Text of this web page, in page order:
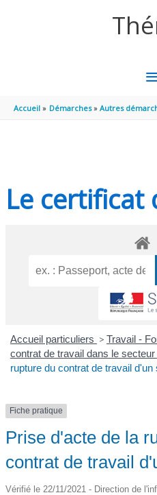
Accueil Démarches Autres
Le certificat
Accueil particuliers > Travail -
contrat de travail dans le
rupture du contrat de travail d'un
Fiche pratique
Prise d'acte de la
contrat de travail
Vérifié le 22/11/2021 - Direction de